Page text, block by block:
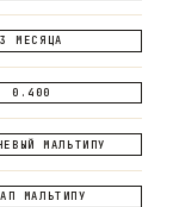
3 МЕСЯЦА
0.400
МАЛЬТИПУ
МАЛЬТИПУ